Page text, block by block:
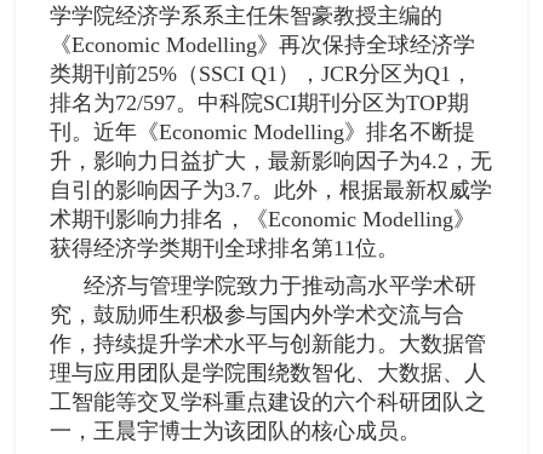
学学院经济学系系主任朱智豪教授主编的
《Economic Modelling》再次保持全球经济学
类期刊前25%（SSCI Q1），JCR分区为Q1，
排名为72/597。中科院SCI期刊分区为TOP期
刊。近年《Economic Modelling》排名不断提
升，影响力日益扩大，最新影响因子为4.2，无
自引的影响因子为3.7。此外，根据最新权威学
术期刊影响力排名，《Economic Modelling》
获得经济学类期刊全球排名第11位。
经济与管理学院致力于推动高水平学术研
究，鼓励师生积极参与国内外学术交流与合
作，持续提升学术水平与创新能力。大数据管
理与应用团队是学院围绕数智化、大数据、人
工智能等交叉学科重点建设的六个科研团队之
一，王晨宇博士为该团队的核心成员。